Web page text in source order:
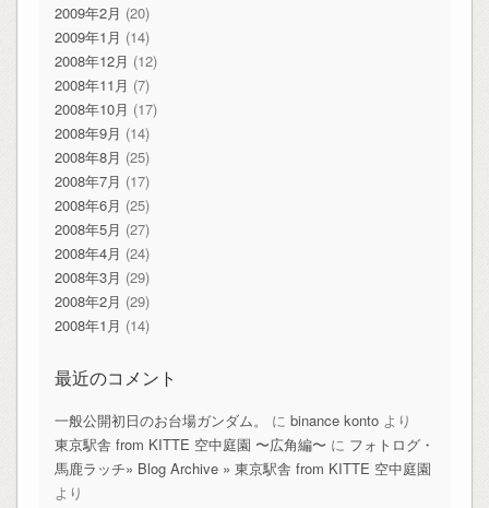
2009年2月 (20)
2009年1月 (14)
2008年12月 (12)
2008年11月 (7)
2008年10月 (17)
2008年9月 (14)
2008年8月 (25)
2008年7月 (17)
2008年6月 (25)
2008年5月 (27)
2008年4月 (24)
2008年3月 (29)
2008年2月 (29)
2008年1月 (14)
最近のコメント
一般公開初日のお台場ガンダム。 に binance kontoより
東京駅舎 from KITTE 空中庭園 〜広角編〜 に フォトログ・
馬鹿ラッチ» Blog Archive » 東京駅舎 from KITTE 空中庭園
より